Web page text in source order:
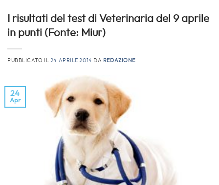
I risultati del test di Veterinaria del 9 aprile
in punti (Fonte: Miur)
PUBBLICATO IL 24 APRILE 2014 DA REDAZIONE
24
Apr